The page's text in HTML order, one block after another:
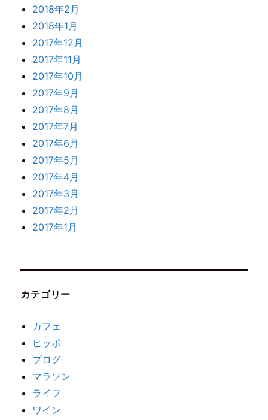
2018年2月
2018年1月
2017年12月
2017年11月
2017年10月
2017年9月
2017年8月
2017年7月
2017年6月
2017年5月
2017年4月
2017年3月
2017年2月
2017年1月
カテゴリー
カフェ
ヒッポ
ブログ
マラソン
ライフ
ワイン